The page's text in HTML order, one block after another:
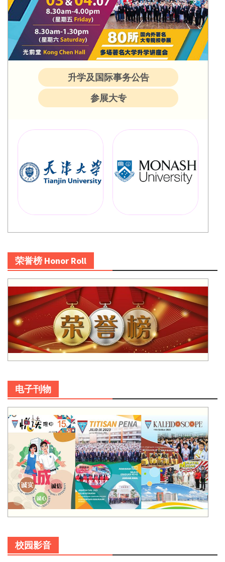
升学及国际事务公告
参展大专
荣誉榜 Honor Roll
电子刊物
校园影音